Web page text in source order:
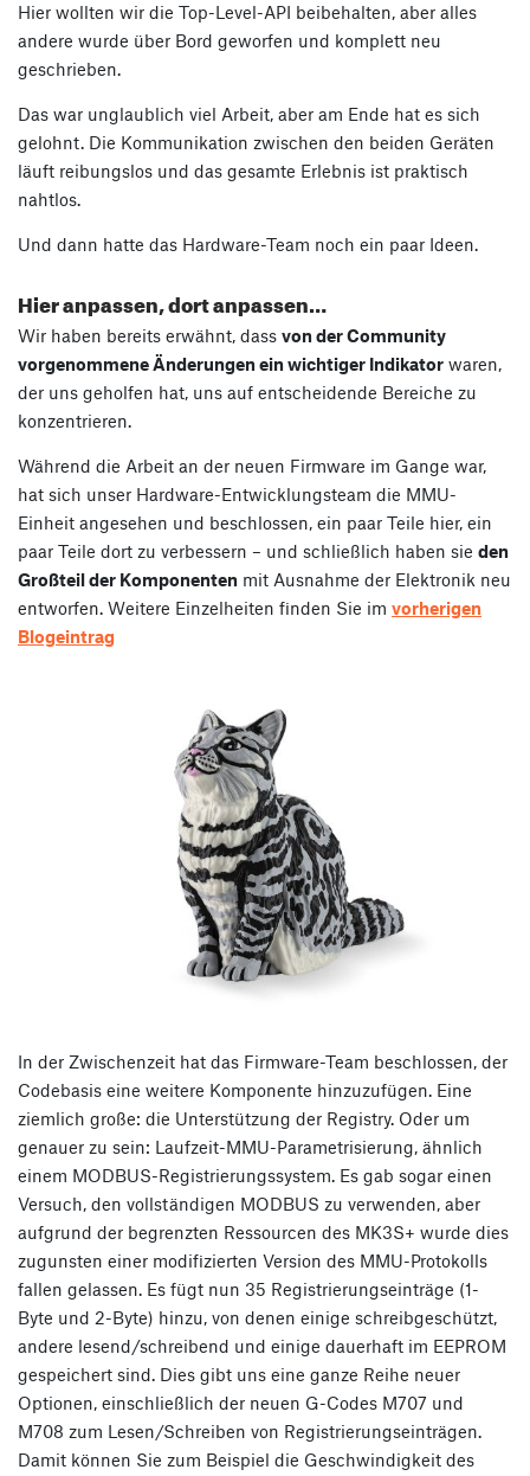
Hier wollten wir die Top-Level-API beibehalten, aber alles
andere wurde über Bord geworfen und komplett neu
geschrieben.
Das war unglaublich viel Arbeit, aber am Ende hat es sich
gelohnt. Die Kommunikation zwischen den beiden Geräten
läuft reibungslos und das gesamte Erlebnis ist praktisch
nahtlos.
Und dann hatte das Hardware-Team noch ein paar Ideen.
Hier anpassen, dort anpassen…
Wir haben bereits erwähnt, dass von der Community
vorgenommene Änderungen ein wichtiger Indikator waren,
der uns geholfen hat, uns auf entscheidende Bereiche zu
konzentrieren.
Während die Arbeit an der neuen Firmware im Gange war,
hat sich unser Hardware-Entwicklungsteam die MMU-
Einheit angesehen und beschlossen, ein paar Teile hier, ein
paar Teile dort zu verbessern – und schließlich haben sie den
Großteil der Komponenten mit Ausnahme der Elektronik neu
entworfen. Weitere Einzelheiten finden Sie im vorherigen
Blogeintrag
In der Zwischenzeit hat das Firmware-Team beschlossen, der
Codebasis eine weitere Komponente hinzuzufügen. Eine
ziemlich große: die Unterstützung der Registry. Oder um
genauer zu sein: Laufzeit-MMU-Parametrisierung, ähnlich
einem MODBUS-Registrierungssystem. Es gab sogar einen
Versuch, den vollständigen MODBUS zu verwenden, aber
aufgrund der begrenzten Ressourcen des MK3S+ wurde dies
zugunsten einer modifizierten Version des MMU-Protokolls
fallen gelassen. Es fügt nun 35 Registrierungseinträge (1-
Byte und 2-Byte) hinzu, von denen einige schreibgeschützt,
andere lesend/schreibend und einige dauerhaft im EEPROM
gespeichert sind. Dies gibt uns eine ganze Reihe neuer
Optionen, einschließlich der neuen G-Codes M707 und
M708 zum Lesen/Schreiben von Registrierungseinträgen.
Damit können Sie zum Beispiel die Geschwindigkeit des